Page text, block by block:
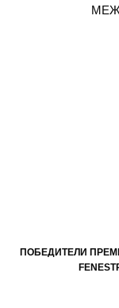
ПОБЕДИТЕЛИ ПРЕМИИ